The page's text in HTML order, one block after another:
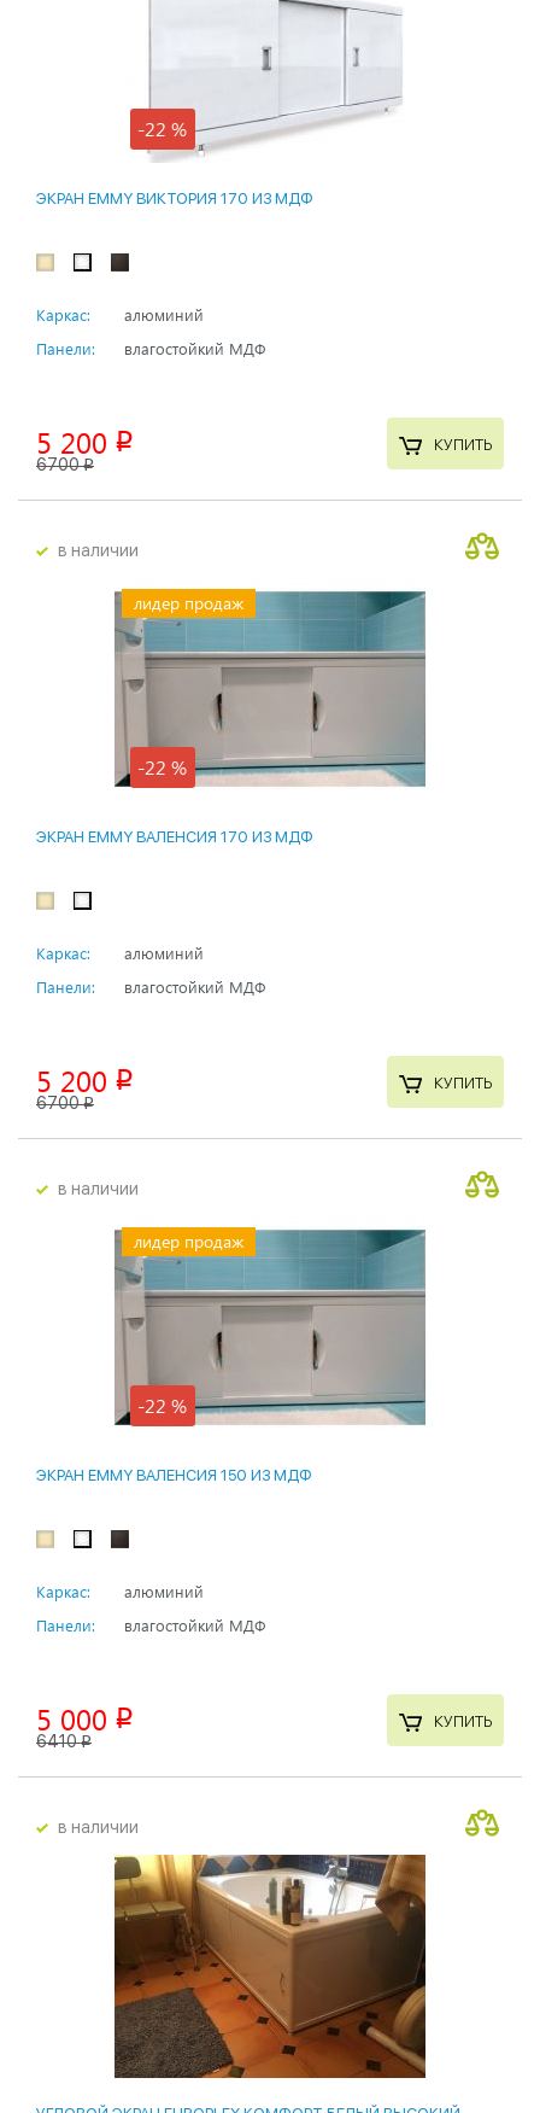
-22 %
ЭКРАН EMMY ВИКТОРИЯ 170 ИЗ МДФ
Каркас:
алюминий
Панели:
влагостойкий МДФ
5 200 p
6700p
КУПИТЬ
в наличии
лидер продаж
-22 %
ЭКРАН EMMY ВАЛЕНСИЯ 170 ИЗ МДФ
Каркас:
алюминий
Панели:
влагостойкий МДФ
5 200 p
6700p
КУПИТЬ
в наличии
лидер продаж
-22 %
ЭКРАН EMMY ВАЛЕНСИЯ 150 ИЗ МДФ
Каркас:
алюминий
Панели:
влагостойкий МДФ
5 000 p
6410p
КУПИТЬ
в наличии